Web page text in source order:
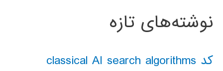
نوشته‌های تازه
کد classical AI search algorithms